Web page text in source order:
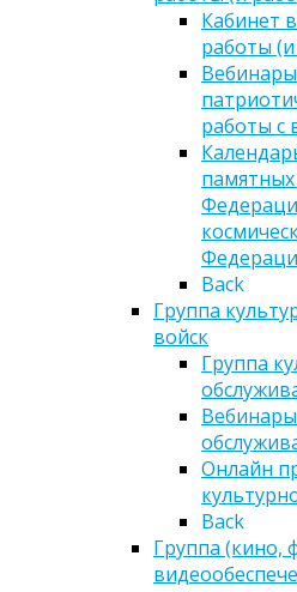
Кабинет
работы
работы с
Back
Группа
войск
Группа
Онлайн
Back
Группа (кино,